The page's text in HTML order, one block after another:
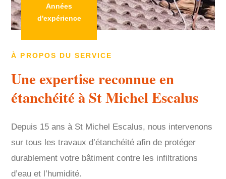
À PROPOS DU SERVICE
Une expertise reconnue en
étanchéité à St Michel Escalus
Depuis 15 ans à St Michel Escalus, nous intervenons
sur tous les travaux d’étanchéité afin de protéger
durablement votre bâtiment contre les infiltrations
d’eau et l’humidité.
Années
d'expérience